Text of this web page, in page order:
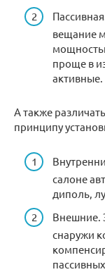
вещание
проще в
активные.
А также
принципу
салоне
диполь,
Внешние.
снаружи